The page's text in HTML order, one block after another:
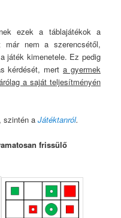
ezek a táblajátékok a
nem a szerencsétől,
játék kimenetele. Ez pedig
kérdését, merta gyermek
a saját teljesítményén
szintén aJátéktanról.
frissülő